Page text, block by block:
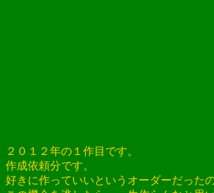
２０１２年の１作目です。
作成依頼分です。
好きに作っていいというオーダーだったの